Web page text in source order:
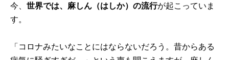
今、世界では、麻しん（はしか）の流行が起こっていま
す。
「コロナみたいなことにはならないだろう。昔からある